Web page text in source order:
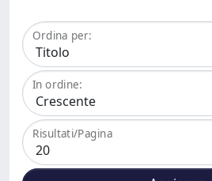
Ordina per:
In ordine:
Risultati/Pagina